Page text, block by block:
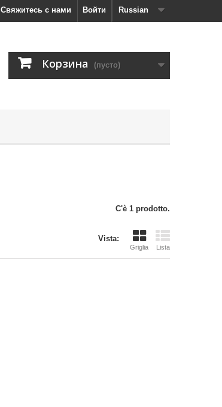
Russian
Войти
Свяжитесь с нами
Корзина (пусто)
C'è 1 prodotto.
Vista:
Griglia Lista